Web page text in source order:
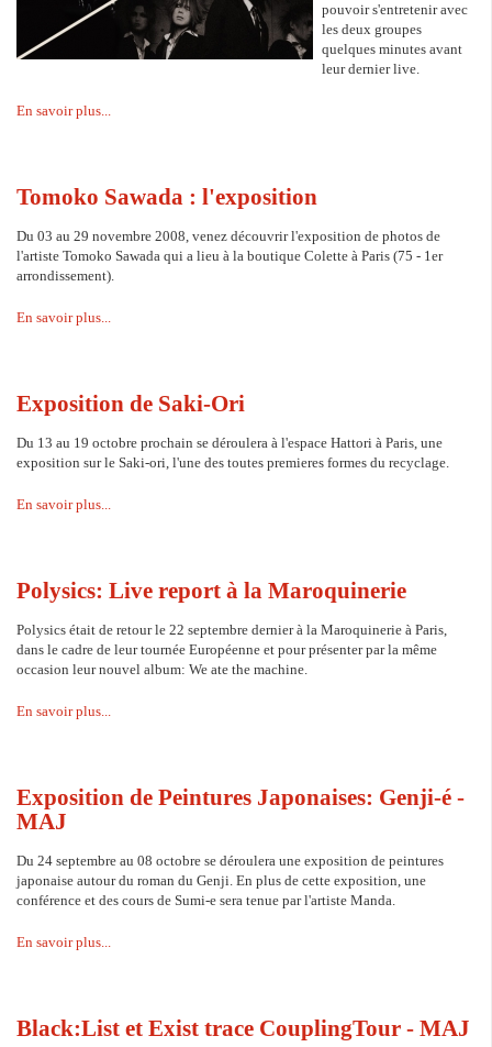
pouvoir s'entretenir avec
les deux groupes
quelques minutes avant
leur dernier live.
En savoir plus...
Tomoko Sawada : l'exposition
Du 03 au 29 novembre 2008, venez découvrir l'exposition de photos de
l'artiste Tomoko Sawada qui a lieu à la boutique Colette à Paris (75 - 1er
arrondissement).
En savoir plus...
Exposition de Saki-Ori
Du 13 au 19 octobre prochain se déroulera à l'espace Hattori à Paris, une
exposition sur le Saki-ori, l'une des toutes premieres formes du recyclage.
En savoir plus...
Polysics: Live report à la Maroquinerie
Polysics était de retour le 22 septembre dernier à la Maroquinerie à Paris,
dans le cadre de leur tournée Européenne et pour présenter par la même
occasion leur nouvel album: We ate the machine.
En savoir plus...
Exposition de Peintures Japonaises: Genji-é -
MAJ
Du 24 septembre au 08 octobre se déroulera une exposition de peintures
japonaise autour du roman du Genji. En plus de cette exposition, une
conférence et des cours de Sumi-e sera tenue par l'artiste Manda.
En savoir plus...
Black:List et Exist trace CouplingTour - MAJ